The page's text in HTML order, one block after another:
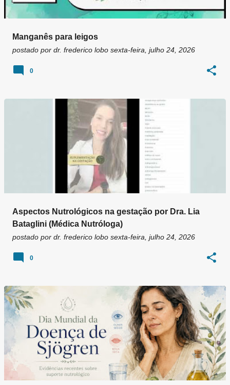
Manganês para leigos
postado por dr. frederico lobo sexta-feira, julho 24, 2026
0
Aspectos Nutrológicos na gestação por Dra. Lia
Bataglini (Médica Nutróloga)
postado por dr. frederico lobo sexta-feira, julho 24, 2026
0